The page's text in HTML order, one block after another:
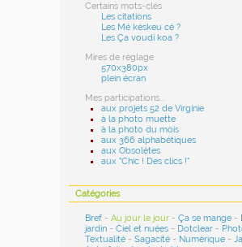
Certains mots-clés
Les citations
Les Mé késkeu cé ?
Les Ça voudi koa ?
Mires de réglage
570x380px
plein écran
Mes participations...
aux projets 52 de Virginie
à la photo muette
à la photo du mois
aux 366 alphabétiques
aux Obsolètes
aux "Chic ! Des clics !"
Catégories
Bref -Au jour le jour -Ça se mange -
jardin -Ciel et nuées - Dotclear -
Textualité -Sagacité - Numérique -